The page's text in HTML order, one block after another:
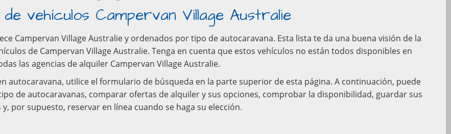
vehículos Campervan Village Australie
Campervan Village Australie y ordenados por tipo de autocaravana. Esta lista te da una buena visión de la
de Campervan Village Australie. Tenga en cuenta que estos vehículos no están todos disponibles en
las agencias de alquiler Campervan Village Australie.
autocaravana, utilice el formulario de búsqueda en la parte superior de esta página. A continuación, puede
de autocaravanas, comparar ofertas de alquiler y sus opciones, comprobar la disponibilidad, guardar sus
y, por supuesto, reservar en línea cuando se haga su elección.